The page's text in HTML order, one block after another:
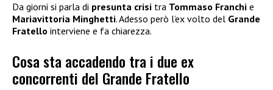
Da giorni si parla di presunta crisi tra Tommaso Franchi e
Mariavittoria Minghetti. Adesso però l’ex volto del Grande
Fratello interviene e fa chiarezza.
Cosa sta accadendo tra i due ex
concorrenti del Grande Fratello